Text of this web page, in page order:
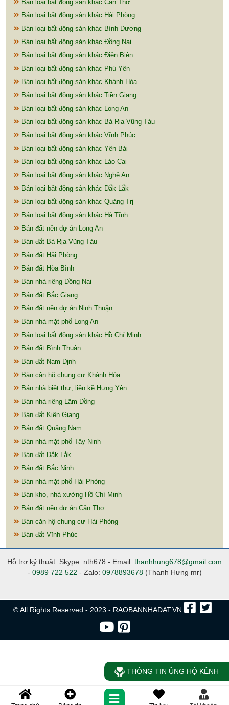
Bán loại bất động sản khác Cần Thơ
Bán loại bất động sản khác Hải Phòng
Bán loại bất động sản khác Bình Dương
Bán loại bất động sản khác Đồng Nai
Bán loại bất động sản khác Điện Biên
Bán loại bất động sản khác Phú Yên
Bán loại bất động sản khác Khánh Hòa
Bán loại bất động sản khác Tiền Giang
Bán loại bất động sản khác Long An
Bán loại bất động sản khác Bà Rịa Vũng Tàu
Bán loại bất động sản khác Vĩnh Phúc
Bán loại bất động sản khác Yên Bái
Bán loại bất động sản khác Lào Cai
Bán loại bất động sản khác Nghệ An
Bán loại bất động sản khác Đắk Lắk
Bán loại bất động sản khác Quảng Trị
Bán loại bất động sản khác Hà Tĩnh
Bán đất nền dự án Long An
Bán đất Bà Rịa Vũng Tàu
Bán đất Hải Phòng
Bán đất Hòa Bình
Bán nhà riêng Đồng Nai
Bán đất Bắc Giang
Bán đất nền dự án Ninh Thuận
Bán nhà mặt phố Long An
Bán loại bất động sản khác Hồ Chí Minh
Bán đất Bình Thuận
Bán đất Nam Định
Bán căn hộ chung cư Khánh Hòa
Bán nhà biệt thự, liền kề Hưng Yên
Bán nhà riêng Lâm Đồng
Bán đất Kiên Giang
Bán đất Quảng Nam
Bán nhà mặt phố Tây Ninh
Bán đất Đắk Lắk
Bán đất Bắc Ninh
Bán nhà mặt phố Hải Phòng
Bán kho, nhà xưởng Hồ Chí Minh
Bán đất nền dự án Cần Thơ
Bán căn hộ chung cư Hải Phòng
Bán đất Vĩnh Phúc
Hỗ trợ kỹ thuật: Skype: nth678 - Email: thanhhung678@gmail.com
- 0989 722 522 - Zalo: 0978893678(Thanh Hưng mr)
© All Rights Reserved - 2023 - RAOBANNHADAT.VN
THÔNG TIN ỦNG HỘ KÊNH